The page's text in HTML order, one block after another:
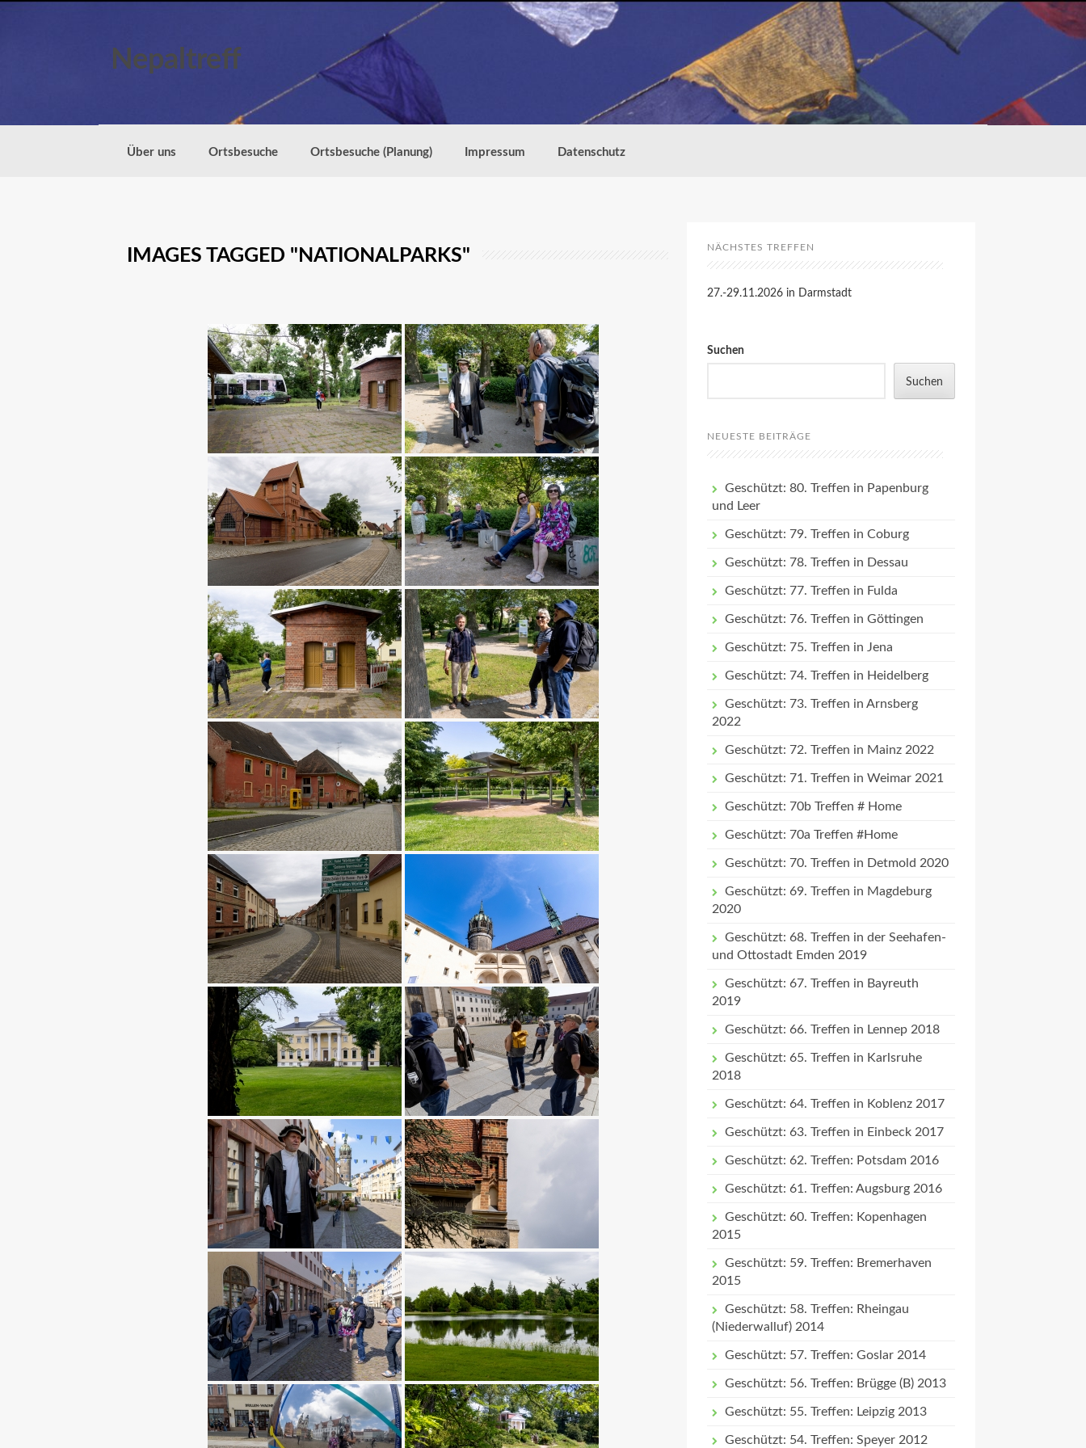
Nepaltreff
Über uns Ortsbesuche Ortsbesuche (Planung) Impressum Datenschutz
IMAGES TAGGED "NATIONALPARKS" NÄCHSTES TREFFEN
27.-29.11.2026 in Darmstadt
Suchen
Suchen
NEUESTE BEITRÄGE
Geschützt: 80. Treffen in Papenburg
und Leer
Geschützt: 79. Treffen in Coburg
Geschützt: 78. Treffen in Dessau
Geschützt: 77. Treffen in Fulda
Geschützt: 76. Treffen in Göttingen
Geschützt: 75. Treffen in Jena
Geschützt: 74. Treffen in Heidelberg
Geschützt: 73. Treffen in Arnsberg
2022
Geschützt: 72. Treffen in Mainz 2022
Geschützt: 71. Treffen in Weimar 2021
Geschützt: 70b Treffen # Home
Geschützt: 70a Treffen #Home
Geschützt: 70. Treffen in Detmold 2020
Geschützt: 69. Treffen in Magdeburg
2020
Geschützt: 68. Treffen in der Seehafen-
und Ottostadt Emden 2019
Geschützt: 67. Treffen in Bayreuth
2019
Geschützt: 66. Treffen in Lennep 2018
Geschützt: 65. Treffen in Karlsruhe
2018
Geschützt: 64. Treffen in Koblenz 2017
Geschützt: 63. Treffen in Einbeck 2017
Geschützt: 62. Treffen: Potsdam 2016
Geschützt: 61. Treffen: Augsburg 2016
Geschützt: 60. Treffen: Kopenhagen
2015
Geschützt: 59. Treffen: Bremerhaven
2015
Geschützt: 58. Treffen: Rheingau
(Niederwalluf) 2014
Geschützt: 57. Treffen: Goslar 2014
Geschützt: 56. Treffen: Brügge (B) 2013
Geschützt: 55. Treffen: Leipzig 2013
Geschützt: 54. Treffen: Speyer 2012